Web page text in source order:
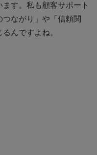
す。私も顧客サポート
ながり」や「信頼関
んですよね。